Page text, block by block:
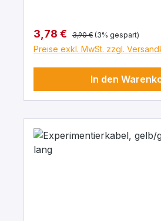
mΩ. Arbeitstemperatur -10 …
Verkaufspreis:
3,78 € Regulärer Preis:
3,90 € (3% gespart)
Preise exkl. MwSt. zzgl.
In den